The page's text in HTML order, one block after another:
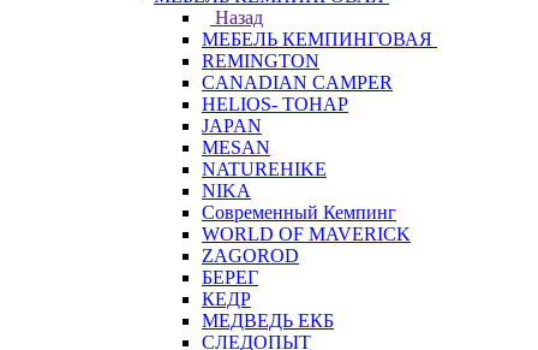
Назад
МЕБЕЛЬ КЕМПИНГОВАЯ
REMINGTON
CANADIAN CAMPER
HELIOS- ТОНАР
JAPAN
MESAN
NATUREHIKE
NIKA
Современный Кемпинг
WORLD OF MAVERICK
ZAGOROD
БЕРЕГ
КЕДР
МЕДВЕДЬ ЕКБ
СЛЕДОПЫТ